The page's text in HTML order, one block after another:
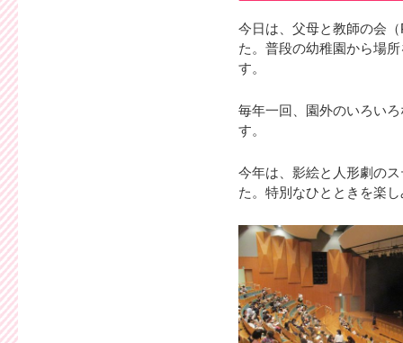
今日は、父母と教師の会
た。普段の幼稚園から場
す。
毎年一回、園外のいろい
す。
今年は、影絵と人形劇の
た。特別なひとときを楽